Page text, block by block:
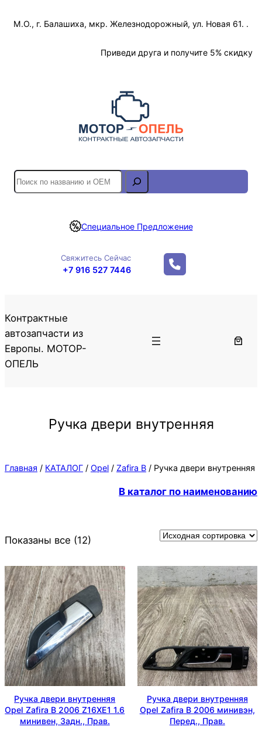
М.О., г. Балашиха, мкр. Железнодорожный, ул. Новая 61. .
Приведи друга и получите 5% скидку
S
e
r
Специальное Предложение
Свяжитесь Сейчас
+7 916 527 7446
Контрактные
автозапчасти из
Европы. МОТОР-
ОПЕЛЬ
Ручка двери внутренняя
Главная / КАТАЛОГ / Opel / Zafira B / Ручка двери внутренняя
В каталог по наименованию
Показаны все (12)
Ручка двери внутренняя
Opel Zafira B 2006 Z16XE1 1.6
минивен, Задн., Прав.
Ручка двери внутренняя
Opel Zafira B 2006 минивэн,
Перед., Прав.